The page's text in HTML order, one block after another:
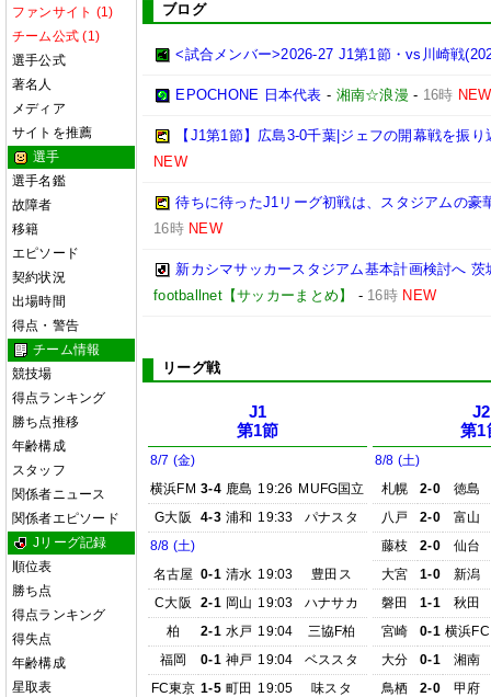
ファンサイト (1)
チーム公式 (1)
選手公式
著名人
メディア
サイトを推薦
選手
選手名鑑
故障者
移籍
エピソード
契約状況
出場時間
得点・警告
チーム情報
競技場
得点ランキング
勝ち点推移
年齢構成
スタッフ
関係者ニュース
関係者エピソード
Jリーグ記録
順位表
勝ち点
得点ランキング
得失点
年齢構成
星取表
ブログ
<試合メンバー>2026-27 J1第1節・vs川崎戦
EPOCHONE 日本代表 - 湘南☆浪漫 - 16時 NEW
【J1第1節】広島3-0千葉|ジェフの開幕戦を振
NEW
待ちに待ったJ1リーグ初戦は、スタジアムの豪
16時 NEW
新カシマサッカースタジアム基本計画検討へ
footballnet【サッカーまとめ】
- 16時 NEW
リーグ戦
J1
第1節
8/7 (金)
横浜FM 3-4 鹿島 19:26 MUFG国立
G大阪
4-3 浦和 19:33
パナスタ
8/8 (土)
名古屋 0-1 清水 19:03
豊田ス
C大阪
2-1 岡山 19:03
ハナサカ
柏
2-1 水戸 19:04
三協F柏
福岡
0-1 神戸 19:04
ベススタ
FC東京 1-5 町田 19:05
味スタ
J2
第1
8/8 (土)
札幌
2-0
徳島
八戸
2-0
富山
藤枝
2-0
仙台
大宮
1-0
新潟
磐田
1-1
秋田
宮崎
0-1 横浜FC
大分
0-1
湘南
鳥栖
2-0
甲府